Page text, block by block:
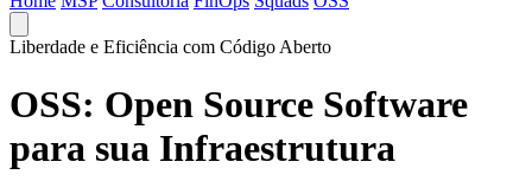
Liberdade e Eficiência com Código Aberto
OSS: Open Source Software
para sua Infraestrutura